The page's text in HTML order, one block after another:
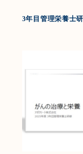
3年目管理栄養士